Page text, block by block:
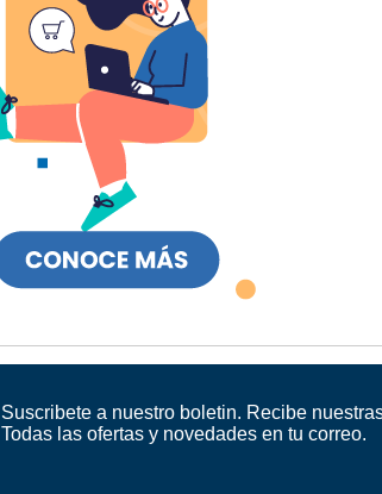
Suscribete a nuestro boletin. Recibe
Todas las ofertas y novedades en tu correo.